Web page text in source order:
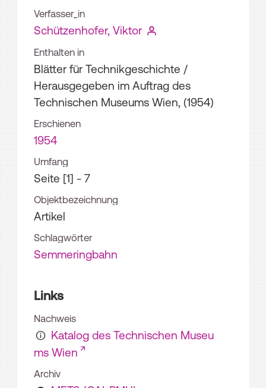
Verfasser_in
Schützenhofer, Viktor
Enthalten in
Blätter für Technikgeschichte /
Herausgegeben im Auftrag des
Technischen Museums Wien, (1954)
Erschienen
1954
Umfang
Seite [1] - 7
Objektbezeichnung
Artikel
Schlagwörter
Semmeringbahn
Links
Nachweis
Katalog des Technischen Museu
ms Wien
Archiv